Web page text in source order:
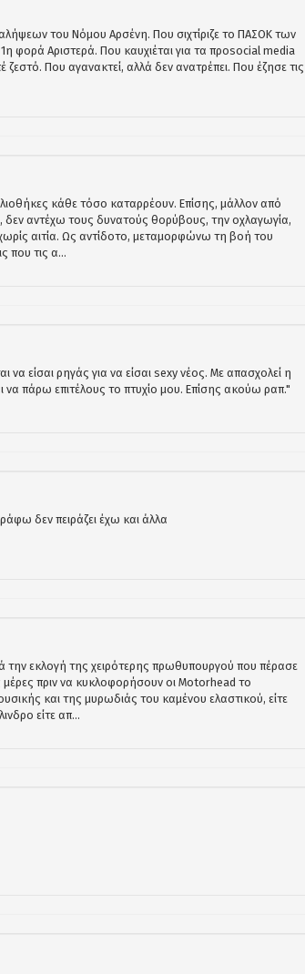
του Νόμου Αρσένη. Που σιχτίριζε το ΠΑΣΟΚ των
φορά Αριστερά. Που καυχιέται για τα προsocial media
ζεστό. Που αγανακτεί, αλλά δεν ανατρέπει. Που έζησε τις
κάθε τόσο καταρρέουν. Επίσης, μάλλον από
δεν αντέχω τους δυνατούς θορύβους, την οχλαγωγία,
αιτία. Ως αντίδοτο, μεταμορφώνω τη βοή του
που τις α...
να είσαι ρηγάς για να είσαι sexy νέος. Με απασχολεί η
πάρω επιτέλους το πτυχίο μου. Επίσης ακούω ραπ."
δεν πειράζει έχω και άλλα
την εκλογή της χειρότερης πρωθυπουργού που πέρασε
μέρες πριν να κυκλοφορήσουν οι Motorhead το
και της μυρωδιάς του καμένου ελαστικού, είτε
είτε απ...